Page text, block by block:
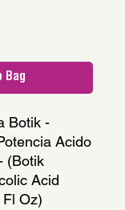
Bag
Botik -
Acido
(Botik
Acid
Oz)